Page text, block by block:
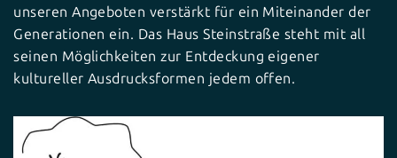
unseren Angeboten verstärkt für ein Miteinander der
Generationen ein. Das Haus Steinstraße steht mit all
seinen Möglichkeiten zur Entdeckung eigener
kultureller Ausdrucksformen jedem offen.